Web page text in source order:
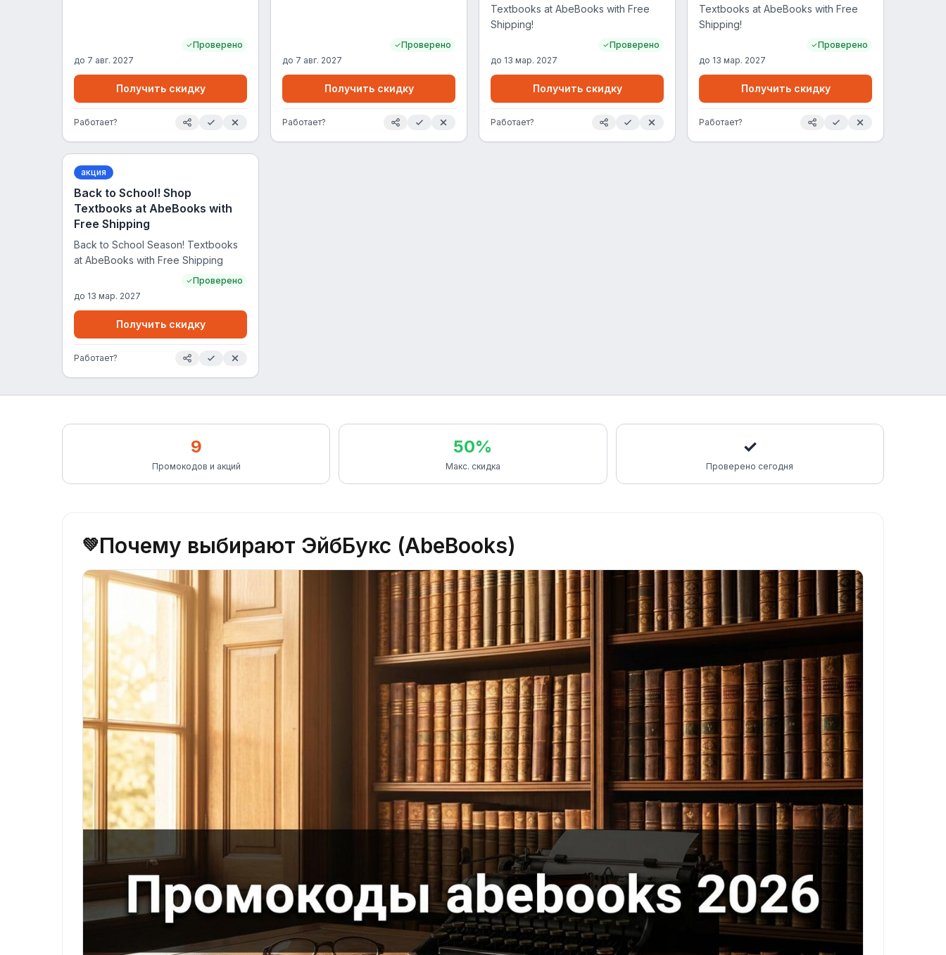
Проверено
до 7 авг. 2027
Получить скидку
Работает?
Проверено
до 7 авг. 2027
Получить скидку
Работает?
Textbooks at AbeBooks with Free
Shipping!
Проверено
до 13 мар. 2027
Получить скидку
Работает?
Textbooks at AbeBooks with Free
Shipping!
Проверено
до 13 мар. 2027
Получить скидку
Работает?
акция
Back to School! Shop
Textbooks at AbeBooks with
Free Shipping
Back to School Season! Textbooks
at AbeBooks with Free Shipping
Проверено
до 13 мар. 2027
Получить скидку
Работает?
9
Промокодов и акций
50%
Макс. скидка
✓
Проверено сегодня
💚Почему выбирают ЭйбБукс (AbeBooks)